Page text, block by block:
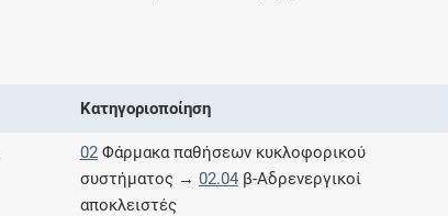
πορείας του Galinos.gr από το 2011 μέχρι
Κατηγοριοποίηση
02Φάρμακα παθήσεων κυκλοφορικού
συστήματος → 02.04β-Αδρενεργικοί
αποκλειστές